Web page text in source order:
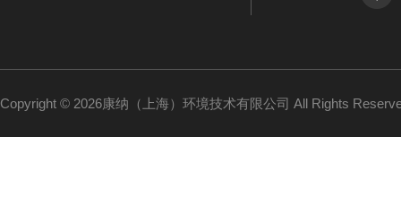
Copyright © 2026康纳（上海）环境技术有限公司 All Rights